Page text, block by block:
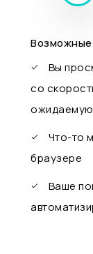
Вы
со
ожидаемую
Что-то
браузере
Ваше